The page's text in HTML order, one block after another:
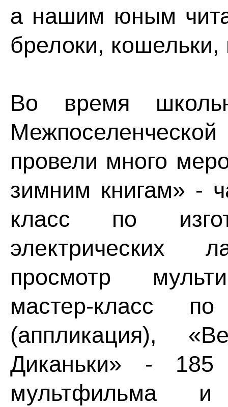
а нашим юным
брелоки, кошельки,
Во время
провели много
зимним книгам» -
класс по
электрических
просмотр
мастер-класс
(аппликация),
Диканьки» -
мультфильма и